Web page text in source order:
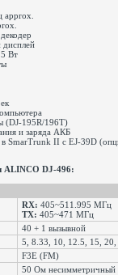
Вт
(DJ-195R/196T)
и заряда АКБ
SmarTrunk II c EJ-39D
ALINCO DJ-496:
RX: 405~511.995 МГц
TX: 405~471 МГц
40 + 1 вызывной
5, 8.33, 10, 12.5, 15,
F3E (FM)
50 Ом несимметричный